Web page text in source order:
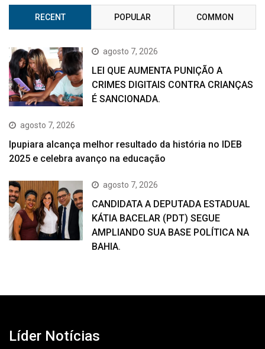
RECENT POPULAR COMMON
agosto 7, 2026
LEI QUE AUMENTA PUNIÇÃO A
CRIMES DIGITAIS CONTRA CRIANÇAS
É SANCIONADA.
agosto 7, 2026
Ipupiara alcança melhor resultado da história no IDEB
2025 e celebra avanço na educação
agosto 7, 2026
CANDIDATA A DEPUTADA ESTADUAL
KÁTIA BACELAR (PDT) SEGUE
AMPLIANDO SUA BASE POLÍTICA NA
BAHIA.
Líder Notícias